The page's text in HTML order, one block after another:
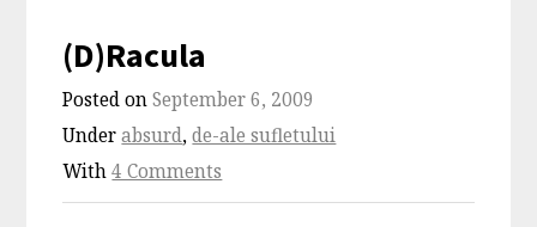
(D)Racula
Posted onSeptember 6, 2009
Underabsurd,de-ale sufletului
With4 Comments